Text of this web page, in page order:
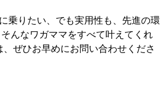
乗りたい、でも実用性も、先進の環
んなワガママをすべて叶えてくれ
ぜひお早めにお問い合わせくださ